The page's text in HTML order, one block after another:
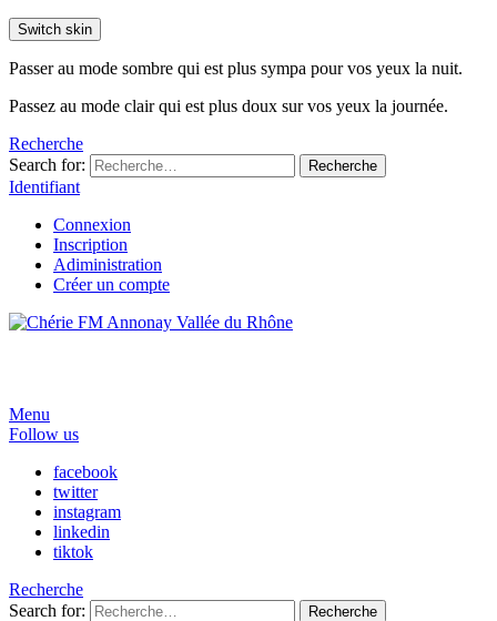
Switch skin
Passer au mode sombre qui est plus sympa pour vos yeux la nuit.
Passez au mode clair qui est plus doux sur vos yeux la journée.
Recherche
Search for:
Recherche
Identifiant
Connexion
Inscription
Adiministration
Créer un compte
Menu
Follow us
facebook
twitter
instagram
linkedin
tiktok
Recherche
Search for:
Recherche